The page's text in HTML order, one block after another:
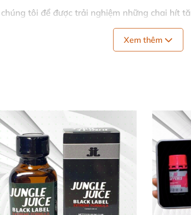
tôi để được trải nghiệm những chai hít
Xem thêm